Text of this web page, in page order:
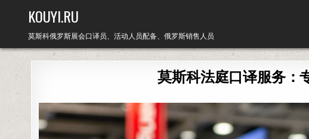
KOUYI.RU
莫斯科俄罗斯展会口译员、活动人员配备、俄罗斯销售人员
莫斯科法庭口译服务：